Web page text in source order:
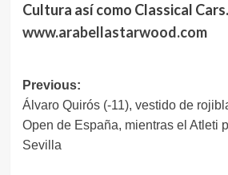
Cultura así como Classical Cars.
www.arabellastarwood.com
Navegación
de
entradas
Previous:
Álvaro Quirós (-11), vestido de
Open de España, mientras el Atleti
Sevilla